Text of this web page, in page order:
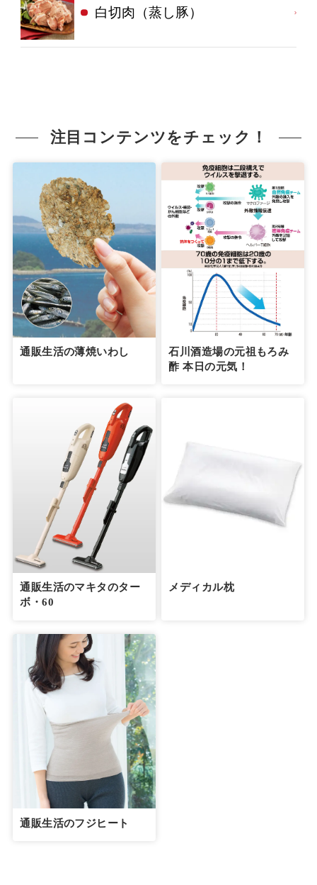
白切肉（蒸し豚）
注目コンテンツをチェック！
通販生活の薄焼いわし
石川酒造場の元祖もろみ
酢 本日の元気！
通販生活のマキタのター
ボ・60
メディカル枕
通販生活のフジヒート